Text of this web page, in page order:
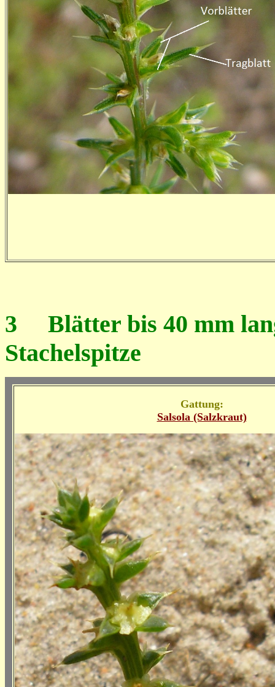
3 Blätter bis 40 mm
Stachelspitze
Gattung:
Salsola (Salzkraut)